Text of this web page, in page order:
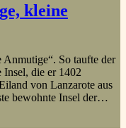
kleine
Anmutige“. So taufte der
Insel, die er 1402
von Lanzarote aus
bewohnte Insel der…